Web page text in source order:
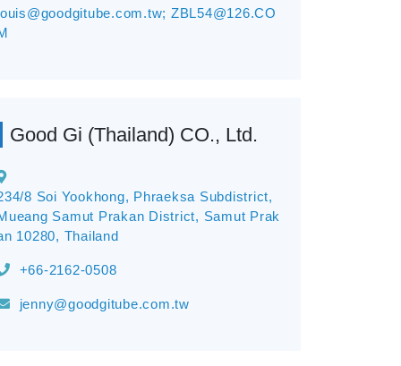
ZBL54@126.CO
Good Gi (Thailand) CO., Ltd.
8 Soi Yookhong, Phraeksa Subdistrict,
Samut Prakan District, Samut Prak
10280, Thailand
+66-2162-0508
jenny@goodgitube.com.tw